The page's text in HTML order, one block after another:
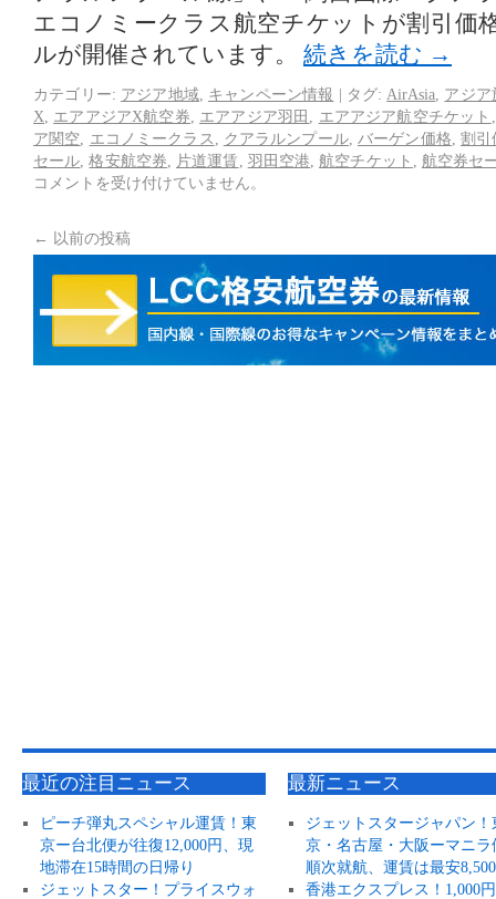
エコノミークラス航空チケットが割引価
ルが開催されています。 続きを読む →
カテゴリー: アジア地域 キャンペーン情報 | タグ: AirAsia アジア
X
エアアジアX航空券 エアアジア羽田 エアアジア航空チケット
ア関空
エコノミークラス クアラルンプール, バーゲン価格 割引
セール ,格安航空券 片道運賃 羽田空港 ,航空チケット
航空券セ
コメントを受け付けていません。
← 以前の投稿
最近の注目ニュース
ピーチ弾丸スペシャル運賃！東
京ー台北便が往復12,000円、現
地滞在15時間の日帰り
ジェットスター！プライスウォ
最新ニュース
ジェットスタージャパン！
京・名古屋・大阪ーマニラ
順次就航、運賃は最安
香港エクスプレス！1,000